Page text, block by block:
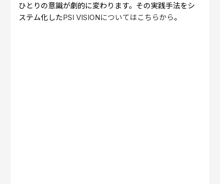
ひとりの意識が劇的に変わります。その実践手法をシ
ステム化したPSI VISIONについてはこちらから。